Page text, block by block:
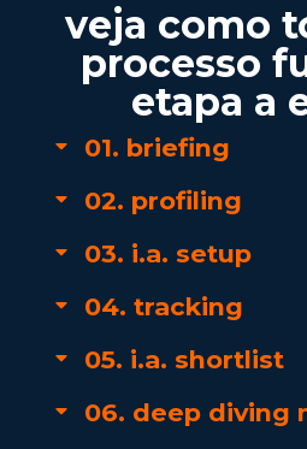
veja como
processo
etapa a
01. briefing
02. profiling
03. i.a. setup
04. tracking
05. i.a. shortlist
06. deep diving